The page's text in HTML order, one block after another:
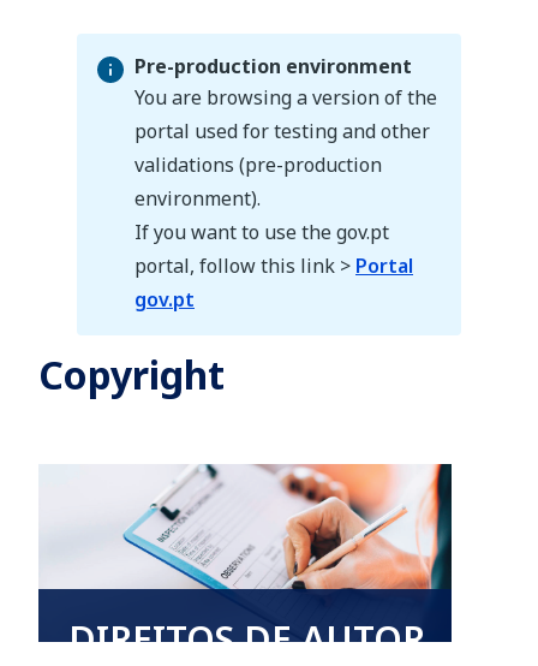
Pre-production environment
Pre-production environment
You are browsing a version of the
portal used for testing and other
validations (pre-production
environment).
If you want to use the gov.pt
portal, follow this link > Portal
gov.pt
Copyright
DIREITOS DE AUTOR